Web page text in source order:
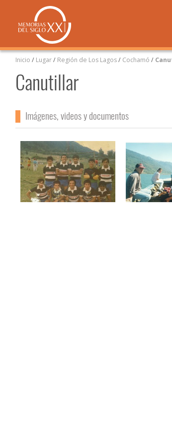
Inicio / Lugar/ Región de Los Lagos/ Cochamó /
Canutillar
Imágenes, videos y documentos